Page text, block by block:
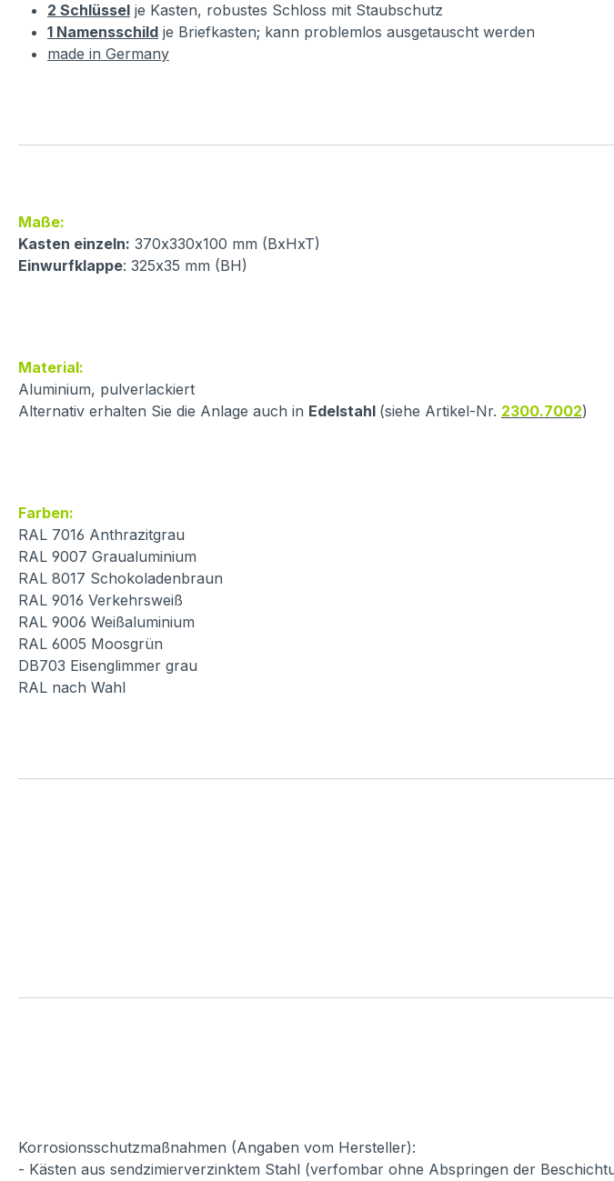
2 Schlüssel je Kasten, robustes Schloss mit Staubschutz
1 Namensschild je Briefkasten; kann problemlos ausgetauscht werden
made in Germany
Maße:
Kasten einzeln: 370x330x100 mm (BxHxT)
Einwurfklappe: 325x35 mm (BH)
Material:
Aluminium, pulverlackiert
Alternativ erhalten Sie die Anlage auch in Edelstahl (siehe Artikel-Nr. 2300.7002)
Farben:
RAL 7016 Anthrazitgrau
RAL 9007 Graualuminium
RAL 8017 Schokoladenbraun
RAL 9016 Verkehrsweiß
RAL 9006 Weißaluminium
RAL 6005 Moosgrün
DB703 Eisenglimmer grau
RAL nach Wahl
Korrosionsschutzmaßnahmen (Angaben vom Hersteller):
- Kästen aus sendzimierverzinktem Stahl (verfombar ohne Abspringen der